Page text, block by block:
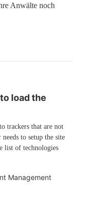
Anwälte noch
load the
trackers that are not
to setup the site
list of technologies
Management